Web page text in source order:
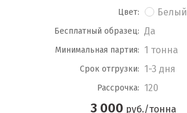
Цвет: Белый
Бесплатный образец: Да
Минимальная партия: 1 тонна
Срок отгрузки: 1-3 дня
Рассрочка: 120
3 000 руб./тонна